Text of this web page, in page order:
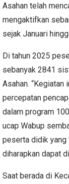
Asahan telah
mengaktifkan
sejak Januari
Di tahun 2025
sebanyak 2841
Asahan.
percepatan
dalam program
ucap Wabup
peserta didik yang
diharapkan dapat
Saat berada di